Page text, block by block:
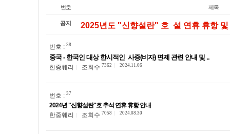
번호 제목
공지 2025년도 "신향설란" 호 설 연휴 휴항 및
번호 : 38
중국 - 한국인 대상 한시적인 사증(비자) 면제 관련 안내 및 ..
한중훼리 조회수 7362 2024.11.06
번호 : 37
2024년 "신향설란"호 추석 연휴 휴항 안내
한중훼리
조회수 7058 2024.08.30